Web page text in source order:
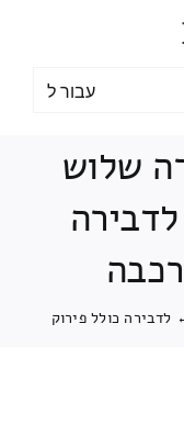
עבור ל
שלוש
כולל פירוק